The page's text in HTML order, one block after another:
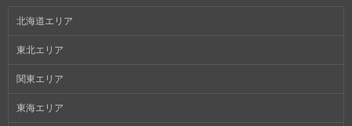
北海道エリア
東北エリア
関東エリア
東海エリア